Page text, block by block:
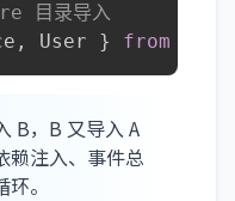
目录导入
, User } from
B，B 又导入 A
赖注入、事件总
。